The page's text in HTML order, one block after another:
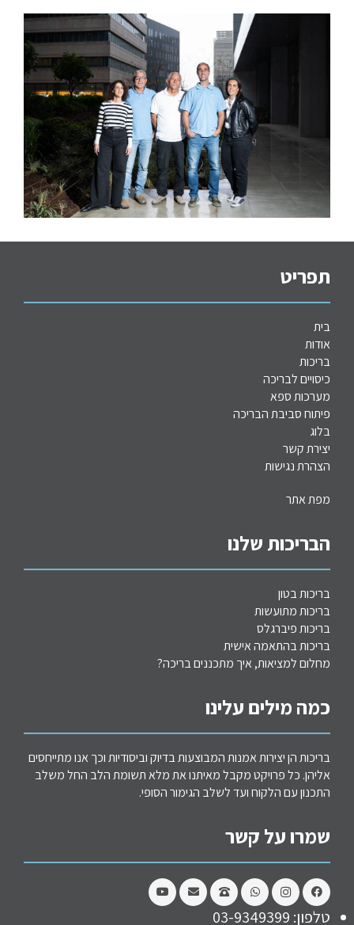
תפריט
בית
אודות
בריכות
כיסויים לבריכה
מערכותספא
פיתוח סביבת הבריכה
בלוג
יצירת קשר
הצהרת נגישות
מפת אתר
הבריכות שלנו
בריכות בטון
בריכות מתועשות
בריכות פיברגלס
בריכות בהתאמה אישית
מחלום למציאות, איך מתכננים בריכה?
כמה מילים עלינו
בריכות הן יצירות אמנות המבוצעות בדיוק וביסודיות וכך אנו מתייחסים
אליהן. כל פרויקט מקבל מאיתנו את מלא תשומת הלב החל משלב
התכנון עם הלקוח ועד לשלב הגימור הסופי.
שמרו על קשר
טלפון: 03-9349399